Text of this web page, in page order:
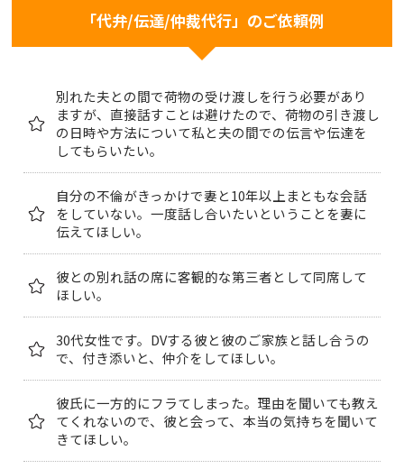
「代弁/伝達/仲裁代行」のご依頼例
別れた夫との間で荷物の受け渡しを行う必要があり
ますが、直接話すことは避けたので、荷物の引き渡し
の日時や方法について私と夫の間での伝言や伝達を
してもらいたい。
自分の不倫がきっかけで妻と10年以上まともな会話
をしていない。一度話し合いたいということを妻に
伝えてほしい。
彼との別れ話の席に客観的な第三者として同席して
ほしい。
30代女性です。DVする彼と彼のご家族と話し合うの
で、付き添いと、仲介をしてほしい。
彼氏に一方的にフラてしまった。理由を聞いても教え
てくれないので、彼と会って、本当の気持ちを聞いて
きてほしい。